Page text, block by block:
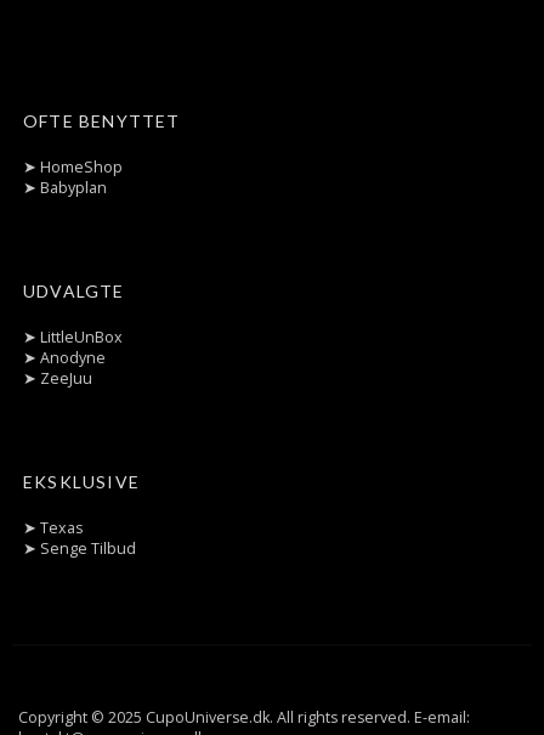
OFTE BENYTTET
➤ HomeShop
➤ Babyplan
UDVALGTE
➤ LittleUnBox
➤ Anodyne
➤ ZeeJuu
EKSKLUSIVE
➤ Texas
➤ Senge Tilbud
Copyright © 2025 CupoUniverse.dk. All rights reserved. E-email: